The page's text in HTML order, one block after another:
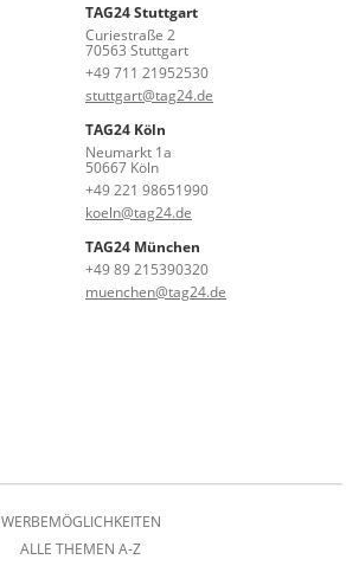
TAG24 Stuttgart
Curiestraße 2
70563 Stuttgart
+49 711 21952530
stuttgart@tag24.de
TAG24 Köln
Neumarkt 1a
50667 Köln
+49 221 98651990
koeln@tag24.de
TAG24 München
+49 89 215390320
muenchen@tag24.de
WERBEMÖGLICHKEITEN
ALLE THEMEN A-Z